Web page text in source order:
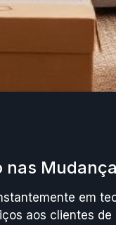
em
aos clientes de